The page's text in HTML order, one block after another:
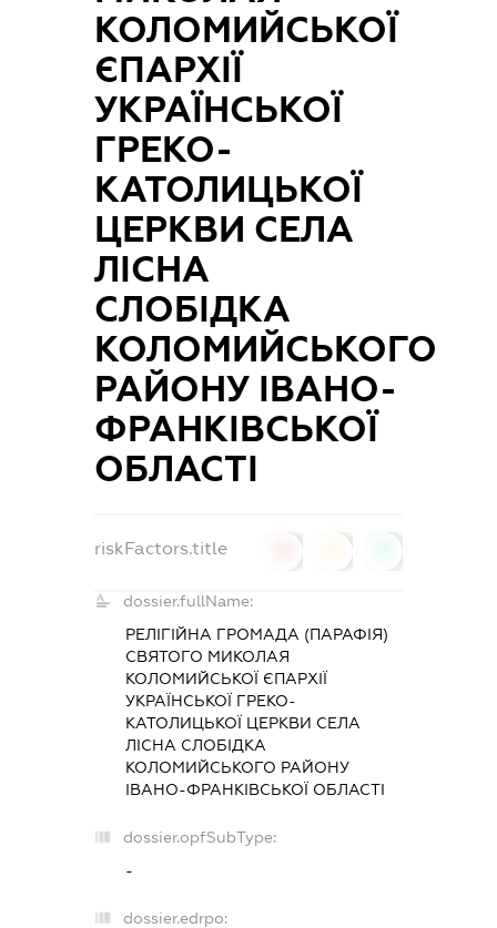
КОЛОМИЙСЬКОЇ
ЄПАРХІЇ
УКРАЇНСЬКОЇ
ГРЕКО-
КАТОЛИЦЬКОЇ
ЦЕРКВИ СЕЛА
ЛІСНА
СЛОБІДКА
КОЛОМИЙСЬКОГО
РАЙОНУ ІВАНО-
ФРАНКІВСЬКОЇ
ОБЛАСТІ
riskFactors.title
dossier.fullName:
РЕЛІГІЙНА ГРОМАДА (ПАРАФІЯ)
СВЯТОГО МИКОЛАЯ
КОЛОМИЙСЬКОЇ ЄПАРХІЇ
УКРАЇНСЬКОЇ ГРЕКО-
КАТОЛИЦЬКОЇ ЦЕРКВИ СЕЛА
ЛІСНА СЛОБІДКА
КОЛОМИЙСЬКОГО РАЙОНУ
ІВАНО-ФРАНКІВСЬКОЇ ОБЛАСТІ
dossier.opfSubType:
-
dossier.edrpo: